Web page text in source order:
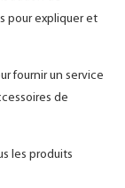
pour expliquer et
fournir un service
de
les produits